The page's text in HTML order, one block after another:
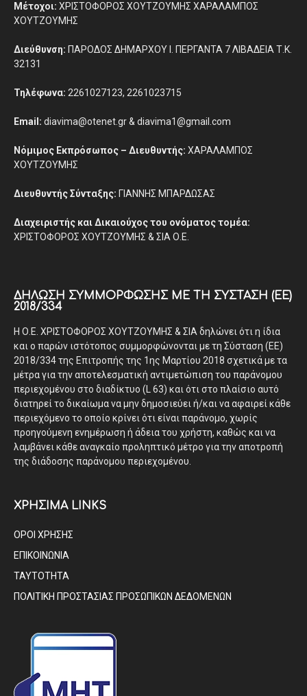
Μέτοχοι: ΧΡΙΣΤΟΦΟΡΟΣ ΧΟΥΤΖΟΥΜΗΣ ΧΑΡΑΛΑΜΠΟΣ
ΧΟΥΤΖΟΥΜΗΣ
Διεύθυνση: ΠΑΡΟΔΟΣ ΔΗΜΑΡΧΟΥ Ι. ΠΕΡΓΑΝΤΑ 7 ΛΙΒΑΔΕΙΑ Τ.Κ.
32131
Τηλέφωνα: 2261027123, 2261023715
Email: diavima@otenet.gr & diavima1@gmail.com
Νόμιμος Εκπρόσωπος – Διευθυντής: ΧΑΡΑΛΑΜΠΟΣ
ΧΟΥΤΖΟΥΜΗΣ
Διευθυντής Σύνταξης: ΓΙΑΝΝΗΣ ΜΠΑΡΔΩΣΑΣ
Διαχειριστής και Δικαιούχος του ονόματος τομέα:
ΧΡΙΣΤΟΦΟΡΟΣ ΧΟΥΤΖΟΥΜΗΣ & ΣΙΑ Ο.Ε.
ΔΉΛΩΣΗ ΣΥΜΜΌΡΦΩΣΗΣ ΜΕ ΤΗ ΣΎΣΤΑΣΗ (ΕΕ)
2018/334
Η Ο.Ε. ΧΡΙΣΤΟΦΟΡΟΣ ΧΟΥΤΖΟΥΜΗΣ & ΣΙΑ δηλώνει ότι η ίδια
και ο παρών ιστότοπος συμμορφώνονται με τη Σύσταση (ΕΕ)
2018/334 της Επιτροπής της 1ης Μαρτίου 2018 σχετικά με τα
μέτρα για την αποτελεσματική αντιμετώπιση του παράνομου
περιεχομένου στο διαδίκτυο (L 63) και ότι στο πλαίσιο αυτό
διατηρεί το δικαίωμα να μην δημοσιεύει ή/και να αφαιρεί κάθε
περιεχόμενο το οποίο κρίνει ότι είναι παράνομο, χωρίς
προηγούμενη ενημέρωση ή άδεια του χρήστη, καθώς και να
λαμβάνει κάθε αναγκαίο προληπτικό μέτρο για την αποτροπή
της διάδοσης παράνομου περιεχομένου.
ΧΡΗΣΙΜΑ LINKS
ΟΡΟΙ ΧΡΗΣΗΣ
ΕΠΙΚΟΙΝΩΝΙΑ
ΤΑΥΤΟΤΗΤΑ
ΠΟΛΙΤΙΚΗ ΠΡΟΣΤΑΣΙΑΣ ΠΡΟΣΩΠΙΚΩΝ ΔΕΔΟΜΕΝΩΝ